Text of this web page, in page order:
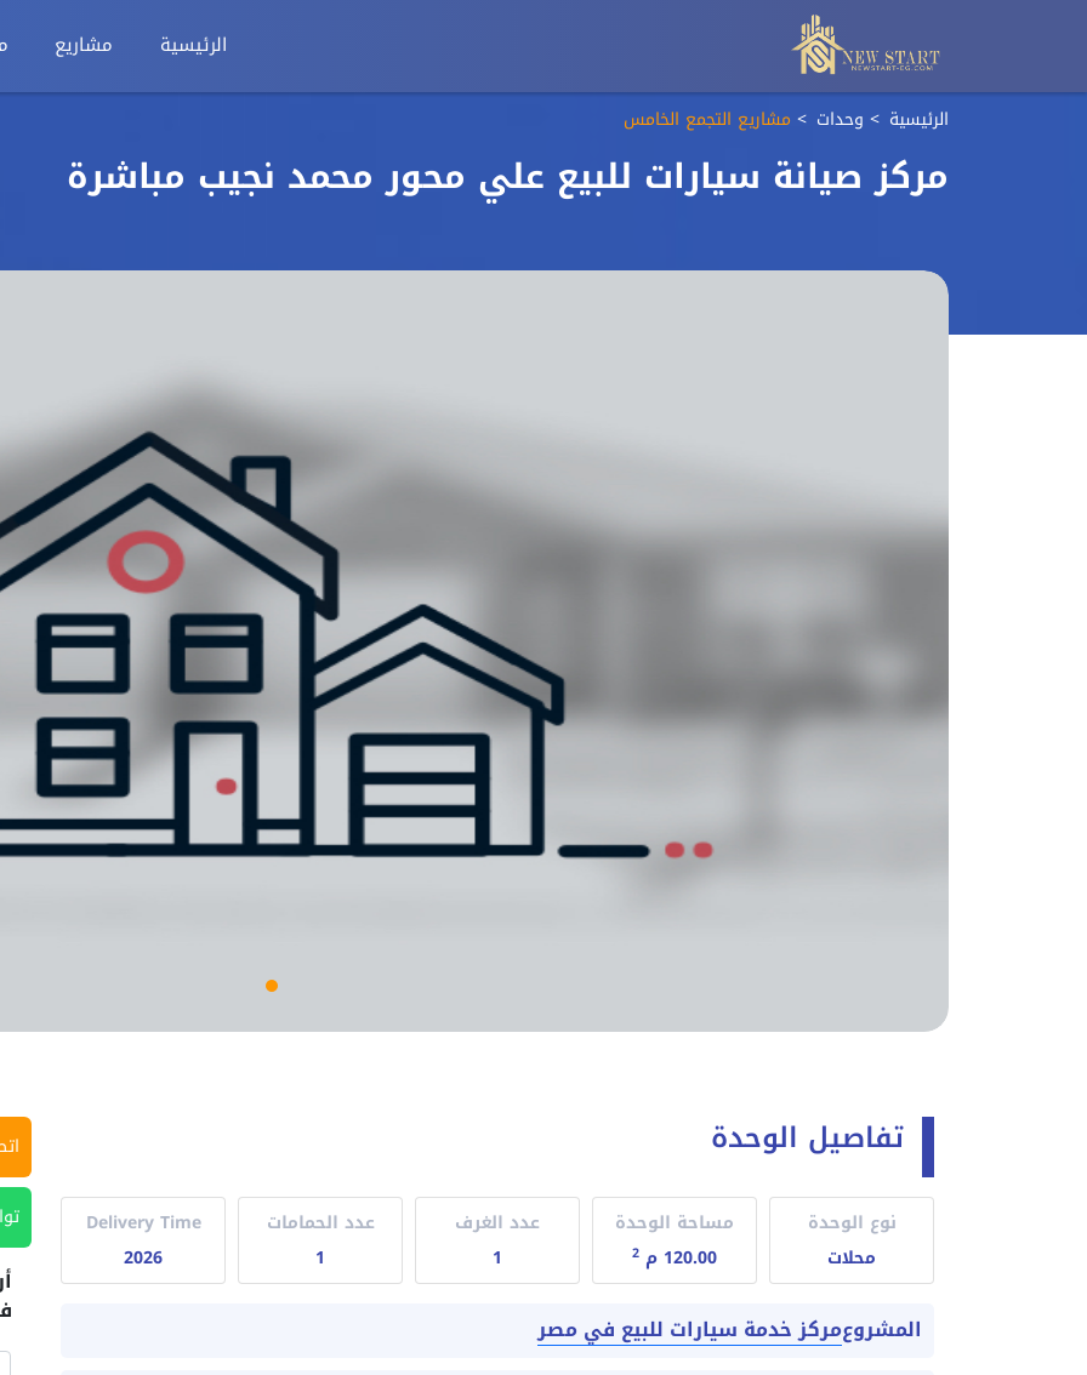
الرئيسية مشاريع
الرئيسية وحدات مشاريع التجمع الخامس
مركز صيانة سيارات للبيع علي محور محمد نجيب مباشرة
تفاصيل الوحدة
نوع الوحدة
محلات
مساحة الوحدة
120.00 م
2
عدد الغرف
1
عدد الحمامات
1
Delivery Time
2026
المشروعمركز خدمة سيارات للبيع في مصر